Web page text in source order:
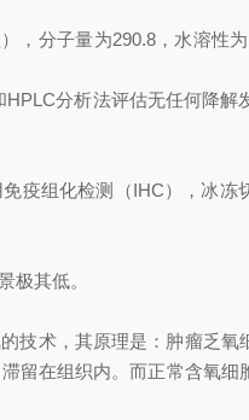
，分子量为290.8，水溶性
分析法评估无任何降解
疫组化检测（IHC），冰冻
极其低。
技术，其原理是：肿瘤乏氧
留在组织内。而正常含氧细